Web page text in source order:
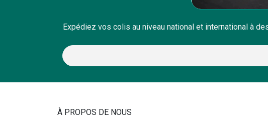
Expédiez vos colis au niveau national et international à
À PROPOS DE NOUS